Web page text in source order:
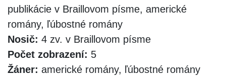
publikácie v Braillovom písme, americké
romány, ľúbostné romány
Nosič: 4 zv. v Braillovom písme
Počet zobrazení: 5
Žáner: americké romány, ľúbostné romány